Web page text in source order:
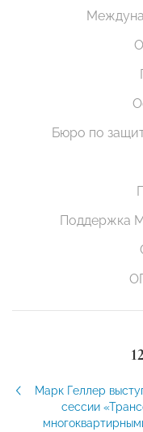
Бюро по
Поддержка
Марк Геллер
сессии